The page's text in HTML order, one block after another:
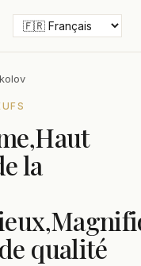
la
qualité